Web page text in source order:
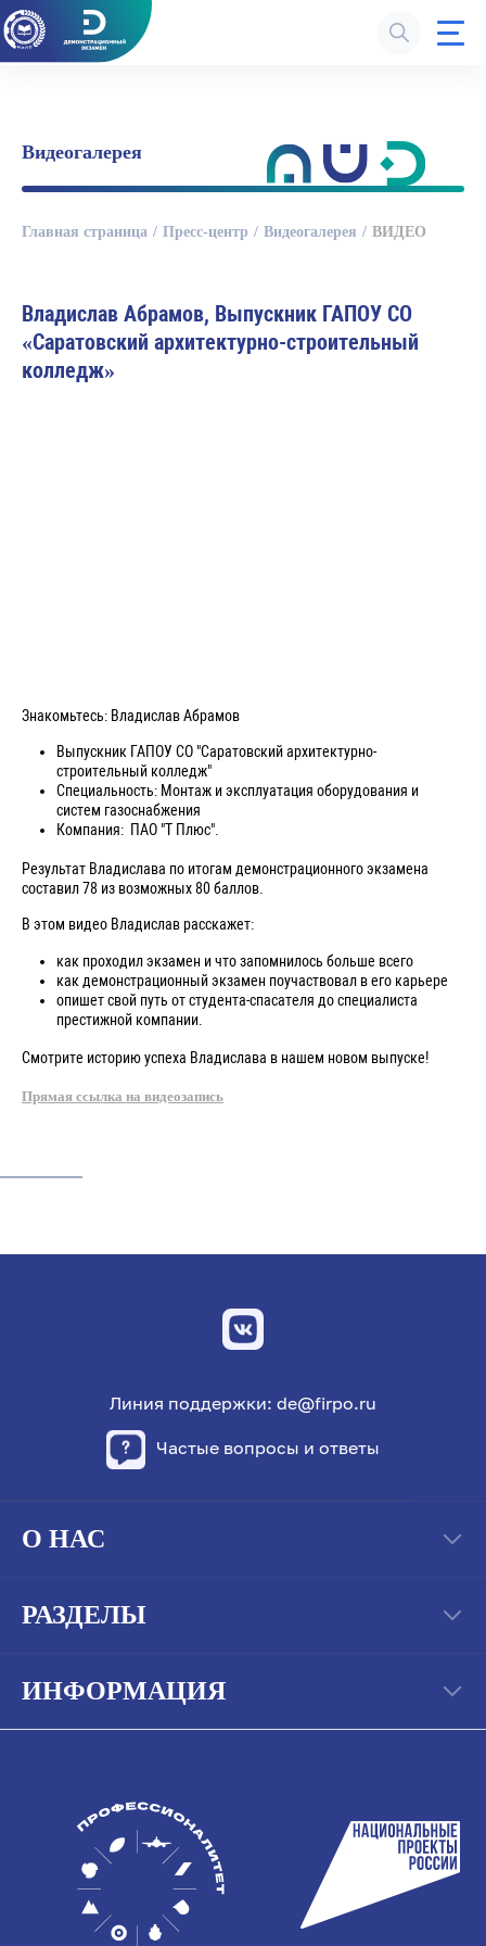
Видеогалерея
Главная страница Пресс-центр Видеогалерея ВИДЕО
Владислав Абрамов, Выпускник ГАПОУ СО
«Саратовский архитектурно-строительный
колледж»
Знакомьтесь: Владислав Абрамов
Выпускник ГАПОУ СО "Саратовский архитектурно-
строительный колледж"
Специальность: Монтаж и эксплуатация оборудования и
систем газоснабжения
Компания: ПАО "Т Плюс".
Результат Владислава по итогам демонстрационного экзамена
составил 78 из возможных 80 баллов.
В этом видео Владислав расскажет:
как проходил экзамен и что запомнилось больше всего
как демонстрационный экзамен поучаствовал в его карьере
опишет свой путь от студента-спасателя до специалиста
престижной компании.
Смотрите историю успеха Владислава в нашем новом выпуске!
Прямая ссылка на видеозапись
Линия поддержки: de@firpo.ru
Частые вопросы и ответы
О НАС
РАЗДЕЛЫ
ИНФОРМАЦИЯ